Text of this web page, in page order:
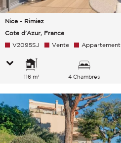
Nice - Rimiez
Cote d'Azur, France
V2095SJ Vente Appartement
116 m² 4 Chambres